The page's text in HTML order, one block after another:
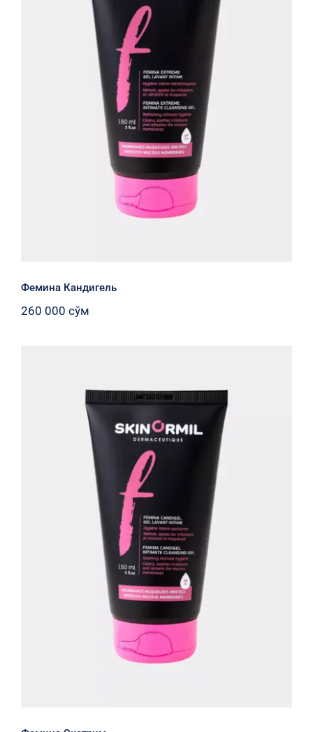
Фемина Кандигель
Фемина Кандигель
260 000 сўм
Фемина Экстрим